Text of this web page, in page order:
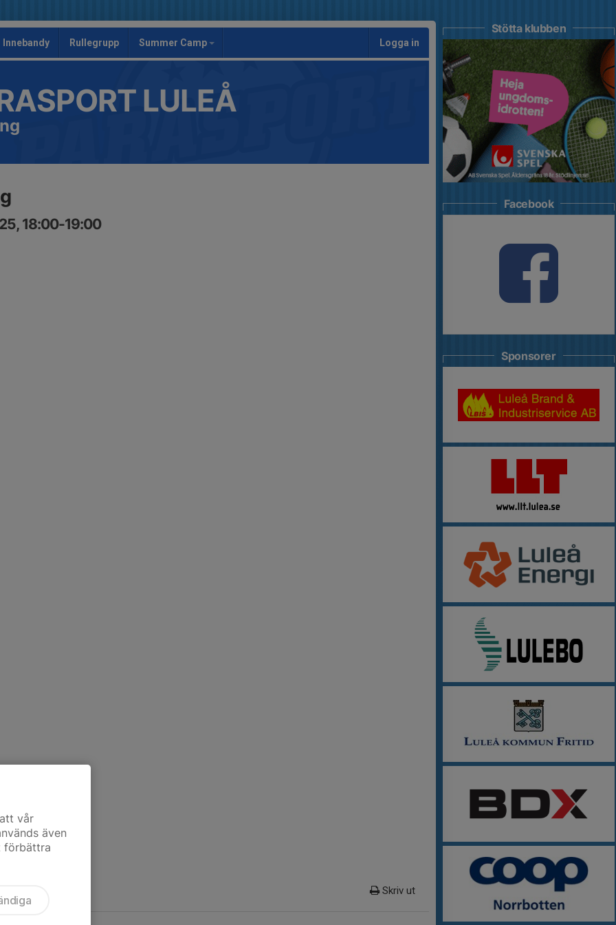
Innebandy Rullegrupp Summer Camp Logga in
LULEÅ
18:00-19:00
Skriv ut
Stötta klubben
Facebook
Sponsorer
vår
även
förbättra